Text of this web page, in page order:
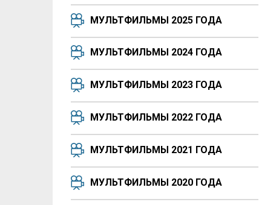
МУЛЬТФИЛЬМЫ 2025 ГОДА
МУЛЬТФИЛЬМЫ 2024 ГОДА
МУЛЬТФИЛЬМЫ 2023 ГОДА
МУЛЬТФИЛЬМЫ 2022 ГОДА
МУЛЬТФИЛЬМЫ 2021 ГОДА
МУЛЬТФИЛЬМЫ 2020 ГОДА